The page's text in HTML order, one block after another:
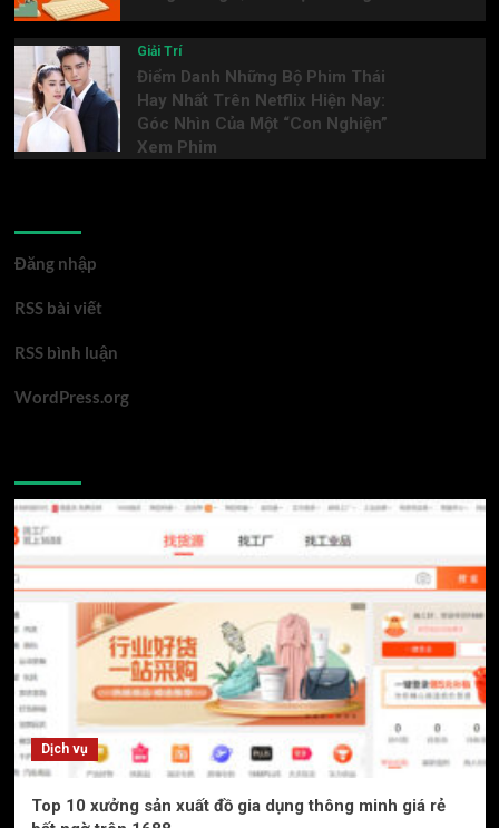
Giải Trí
Điểm Danh Những Bộ Phim Thái
Hay Nhất Trên Netflix Hiện Nay:
Góc Nhìn Của Một “Con Nghiện”
Xem Phim
Đăng nhập
RSS bài viết
RSS bình luận
WordPress.org
Dịch vụ
Top 10 xưởng sản xuất đồ gia dụng thông minh giá rẻ